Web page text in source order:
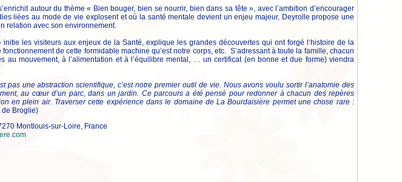
autour du thème « Bien bouger, bien se nourrir, bien dans sa tête », avec l’ambition d’encourager
liées au mode de vie explosent et où la santé mentale devient un enjeu majeur, Deyrolle propose une
relation avec son environnement.
initie les visiteurs aux enjeux de la Santé, explique les grandes découvertes qui ont forgé l‘histoire de la
de cette formidable machine qu’est notre corps, etc. S’adressant à toute la famille, chacun
au mouvement, à l’alimentation et à l’équilibre mental, … un certificat (en bonne et due forme) viendra
pas une abstraction scientifique, c’est notre premier outil de vie. Nous avons voulu sortir l’anatomie des
au cœur d’un parc, dans un jardin. Ce parcours a été pensé pour redonner à chacun des repères
en plein air. Traverser cette expérience dans le domaine de La Bourdaisière permet une chose rare :
de Broglie)
Montlouis-sur-Loire, France